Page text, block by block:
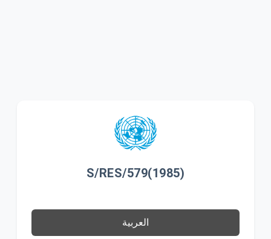
S/RES/579(1985)
العربية